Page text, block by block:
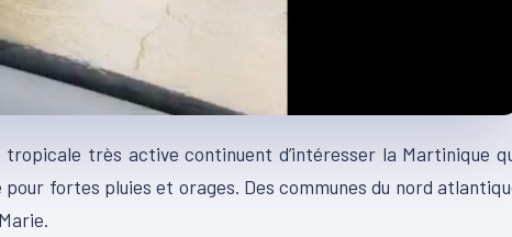
très active continuent d’intéresser la Martinique
fortes pluies et orages. Des communes du nord